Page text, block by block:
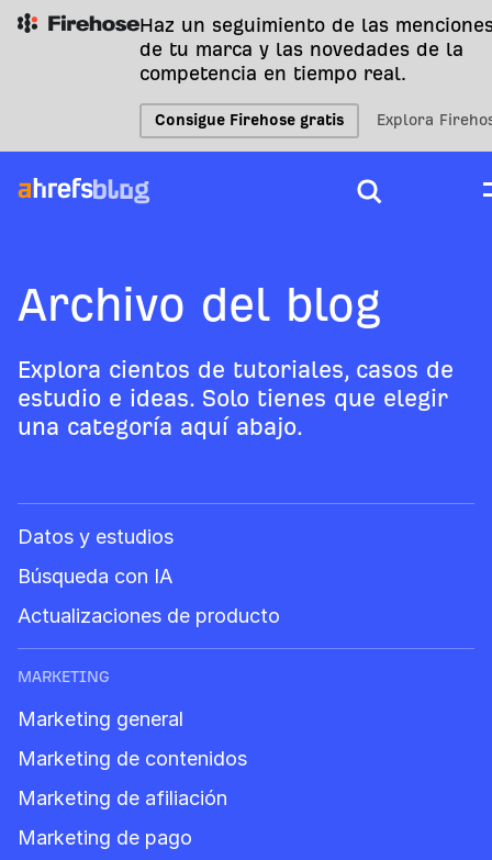
Haz un seguimiento de las
de tu marca y las novedades de la
competencia en tiempo real.
Consigue Firehose gratis Explora
Archivo del blog
Explora cientos de tutoriales, casos de
estudio e ideas. Solo tienes que elegir
una categoría aquí abajo.
Datos y estudios
Búsqueda con IA
Actualizaciones de producto
MARKETING
Marketing general
Marketing de contenidos
Marketing de afiliación
Marketing de pago